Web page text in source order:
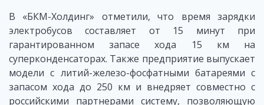
В «БКМ-Холдинг» отметили, что время зарядки
электробусов составляет от 15 минут при
гарантированном запасе хода 15 км на
суперконденсаторах. Также предприятие выпускает
модели с литий-железо-фосфатными батареями с
запасом хода до 250 км и внедряет совместно с
российскими партнерами систему, позволяющую